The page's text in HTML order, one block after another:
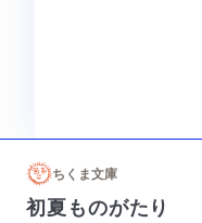
ちくま文庫
初夏ものがたり